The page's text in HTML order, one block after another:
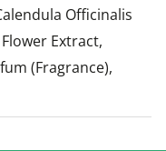
Officinalis
Extract,
(Fragrance),